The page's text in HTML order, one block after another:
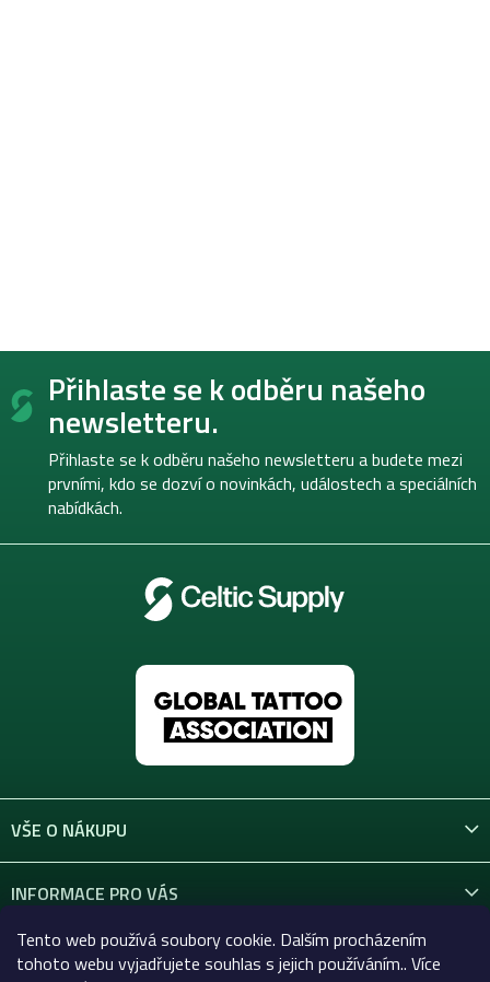
Tento web používá soubory cookie. Dalším procházením
tohoto webu vyjadřujete souhlas s jejich používáním.. Více
Z
Přihlaste se k odběru našeho
newsletteru.
Přihlaste se k odběru našeho newsletteru a budete mezi
prvními, kdo se dozví o novinkách, událostech a speciálních
nabídkách.
VŠE O NÁKUPU
INFORMACE PRO VÁS
KONTAKT